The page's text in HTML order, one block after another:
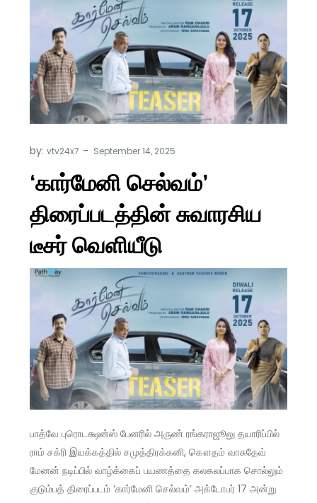
by:vtv24x7
‘கார்மேனி செல்வம்’
திரைப்படத்தின் சுவாரசிய
டீசர் வெளியீடு
பாத்வே புரொடக்ஷன்ஸ் பேனரில் அருண் ரங்கராஜூலு தயாரிப்பில்
ராம் சக்ரி இயக்கத்தில் சமுத்திரக்கனி, கௌதம் வாசுதேவ்
மேனன் நடிப்பில் வாழ்க்கைப் பயணத்தை கலகலப்பாக சொல்லும்
குடும்பத் திரைப்படம் ‘கார்மேனி செல்வம்’ அக்டோபர் 17 அன்று